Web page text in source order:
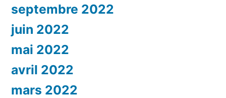
septembre 2022
juin 2022
mai 2022
avril 2022
mars 2022